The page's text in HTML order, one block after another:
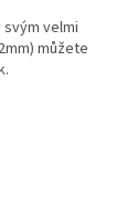
svým velmi
můžete